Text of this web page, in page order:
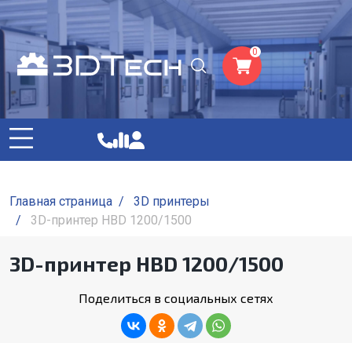
0
Главная страница /
3D принтеры
/
3D-принтер HBD 1200/1500
3D-принтер HBD 1200/1500
Поделиться в социальных сетях